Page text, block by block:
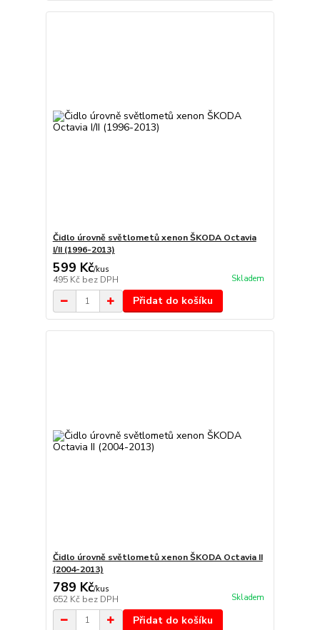
Čidlo úrovně světlometů xenon ŠKODA Octavia
I/II (1996-2013)
599 Kč/kus
495 Kč bez DPH Skladem
Přidat do košíku
Čidlo úrovně světlometů xenon ŠKODA Octavia II
(2004-2013)
789 Kč/kus
652 Kč bez DPH Skladem
Přidat do košíku